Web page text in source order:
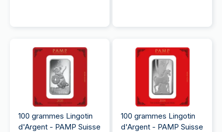
100 grammes Lingotin
d'Argent - PAMP Suisse
100 grammes Lingotin
d'Argent - PAMP Suisse